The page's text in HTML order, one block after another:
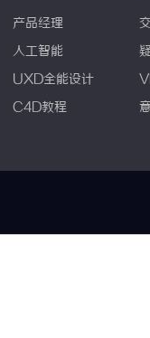
产品经理
人工智能
UXD全能设计
C4D教程